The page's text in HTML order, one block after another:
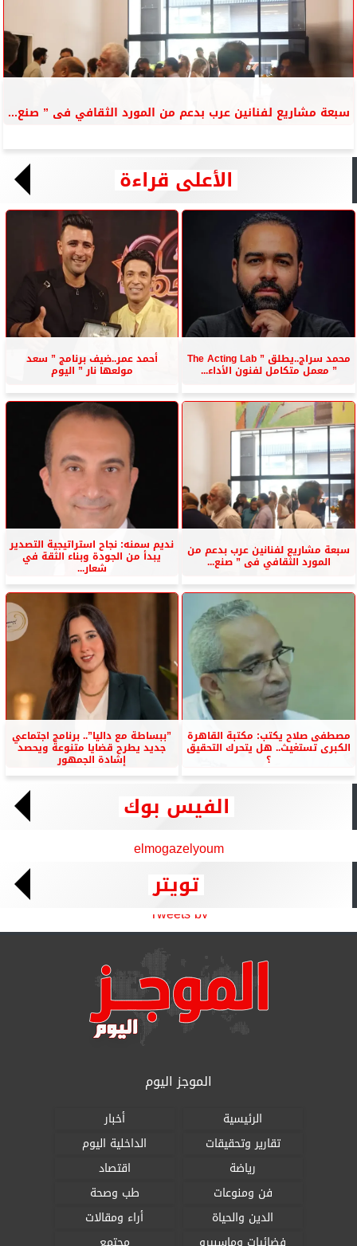
سبعة مشاريع لفنانين عرب بدعم من المورد الثقافي فى ” صنع...
الأعلى قراءة
محمد سراج..يطلق ” The Acting Lab
” معمل متكامل لفنون الأداء...
أحمد عمر..ضيف برنامج ” سعد
مولعها نار ” اليوم
سبعة مشاريع لفنانين عرب بدعم من
المورد الثقافي فى ” صنع...
نديم سمنه: نجاح استراتيجية التصدير
يبدأ من الجودة وبناء الثقة في
شعار...
مصطفى صلاح يكتب: مكتبة القاهرة
الكبرى تستغيث.. هل يتحرك التحقيق
؟
”ببساطة مع داليا”.. برنامج اجتماعي
جديد يطرح قضايا متنوعة ويحصد
إشادة الجمهور
الفيس بوك
elmogazelyoum
تويتر
Tweets by
الموجز اليوم
الرئيسية
أخبار
تقارير وتحقيقات
الداخلية اليوم
رياضة
اقتصاد
فن ومنوعات
طب وصحة
الدين والحياة
أراء ومقالات